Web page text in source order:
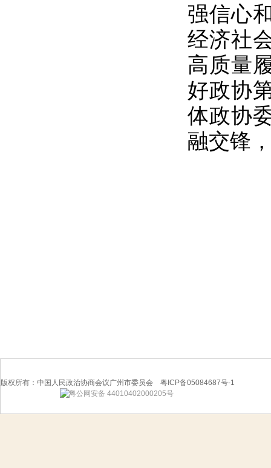
强信心
经济社
高质量
好政协
体政协
融交锋
版权所有：中国人民政治协商会议广州市委员会 粤ICP备05084687号-1
粤公网安备 44010402000205号